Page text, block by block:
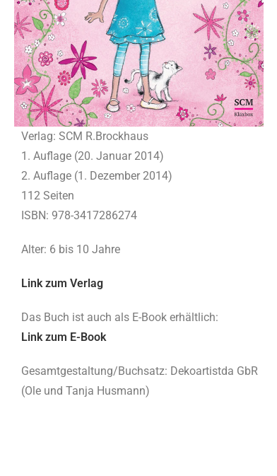
Verlag: SCM R.Brockhaus
1. Auflage (20. Januar 2014)
2. Auflage (1. Dezember 2014)
112 Seiten
ISBN: 978-3417286274
Alter: 6 bis 10 Jahre
Link zum Verlag
Das Buch ist auch als E-Book erhältlich:
Link zum E-Book
Gesamtgestaltung/Buchsatz: Dekoartistda GbR
(Ole und Tanja Husmann)